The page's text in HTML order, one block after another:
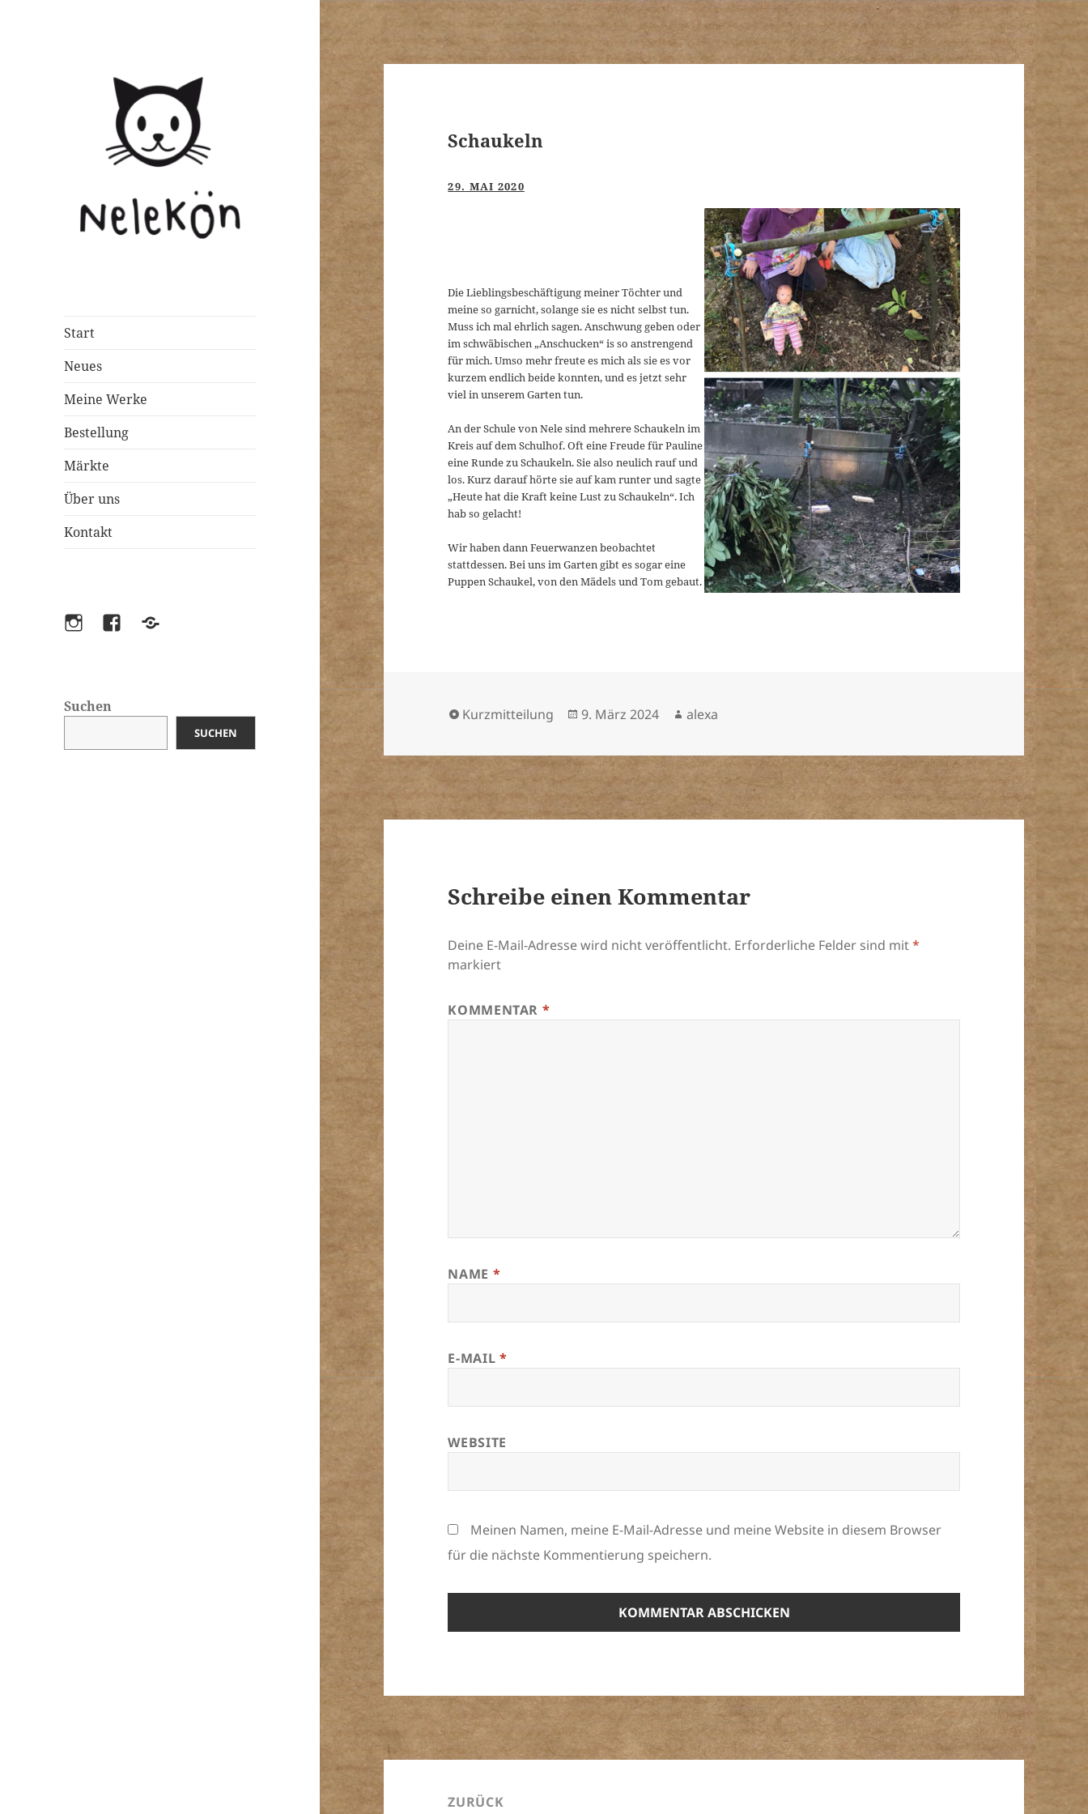
Start
Neues
Meine Werke
Bestellung
Märkte
Über uns
Kontakt
InstagramFacebook
Etsy
Suchen
SUCHEN
Schaukeln
29. MAI 2020
Die Lieblingsbeschäftigung meiner Töchter und
meine so garnicht, solange sie es nicht selbst tun.
Muss ich mal ehrlich sagen. Anschwung geben oder
im schwäbischen „Anschucken“ is so anstrengend
für mich. Umso mehr freute es mich als sie es vor
kurzem endlich beide konnten, und es jetzt sehr
viel in unserem Garten tun.
An der Schule von Nele sind mehrere Schaukeln im
Kreis auf dem Schulhof. Oft eine Freude für Pauline
eine Runde zu Schaukeln. Sie also neulich rauf und
los. Kurz darauf hörte sie auf kam runter und sagte
„Heute hat die Kraft keine Lust zu Schaukeln“. Ich
hab so gelacht!
Wir haben dann Feuerwanzen beobachtet
stattdessen. Bei uns im Garten gibt es sogar eine
Puppen Schaukel, von den Mädels und Tom gebaut.
Format
Kurzmitteilung
Veröffentlicht
9. März 2024 Autor
alexa
Schreibe einen Kommentar
Deine E-Mail-Adresse wird nicht veröffentlicht. Erforderliche Felder sind mit*
markiert
KOMMENTAR *
NAME *
E-MAIL *
WEBSITE
Meinen Namen, meine E-Mail-Adresse und meine Website in diesem Browser
für die nächste Kommentierung speichern.
NavigationZURÜCK